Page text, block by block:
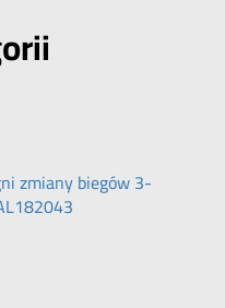
zmiany biegów 3-